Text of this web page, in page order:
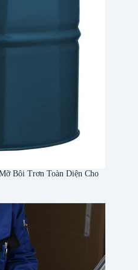
Bôi Trơn Toàn Diện Cho